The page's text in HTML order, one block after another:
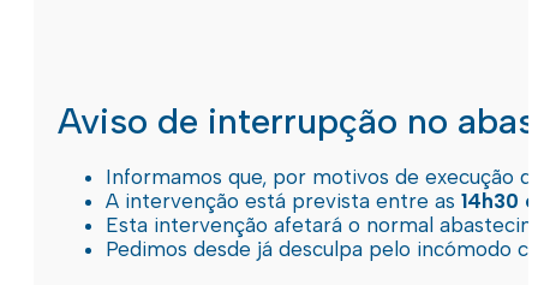
Aviso de interrupção no
Informamos que, por motivos de execução
A intervenção está prevista entre as 14h30
Esta intervenção afetará o normal
Pedimos desde já desculpa pelo incómodo